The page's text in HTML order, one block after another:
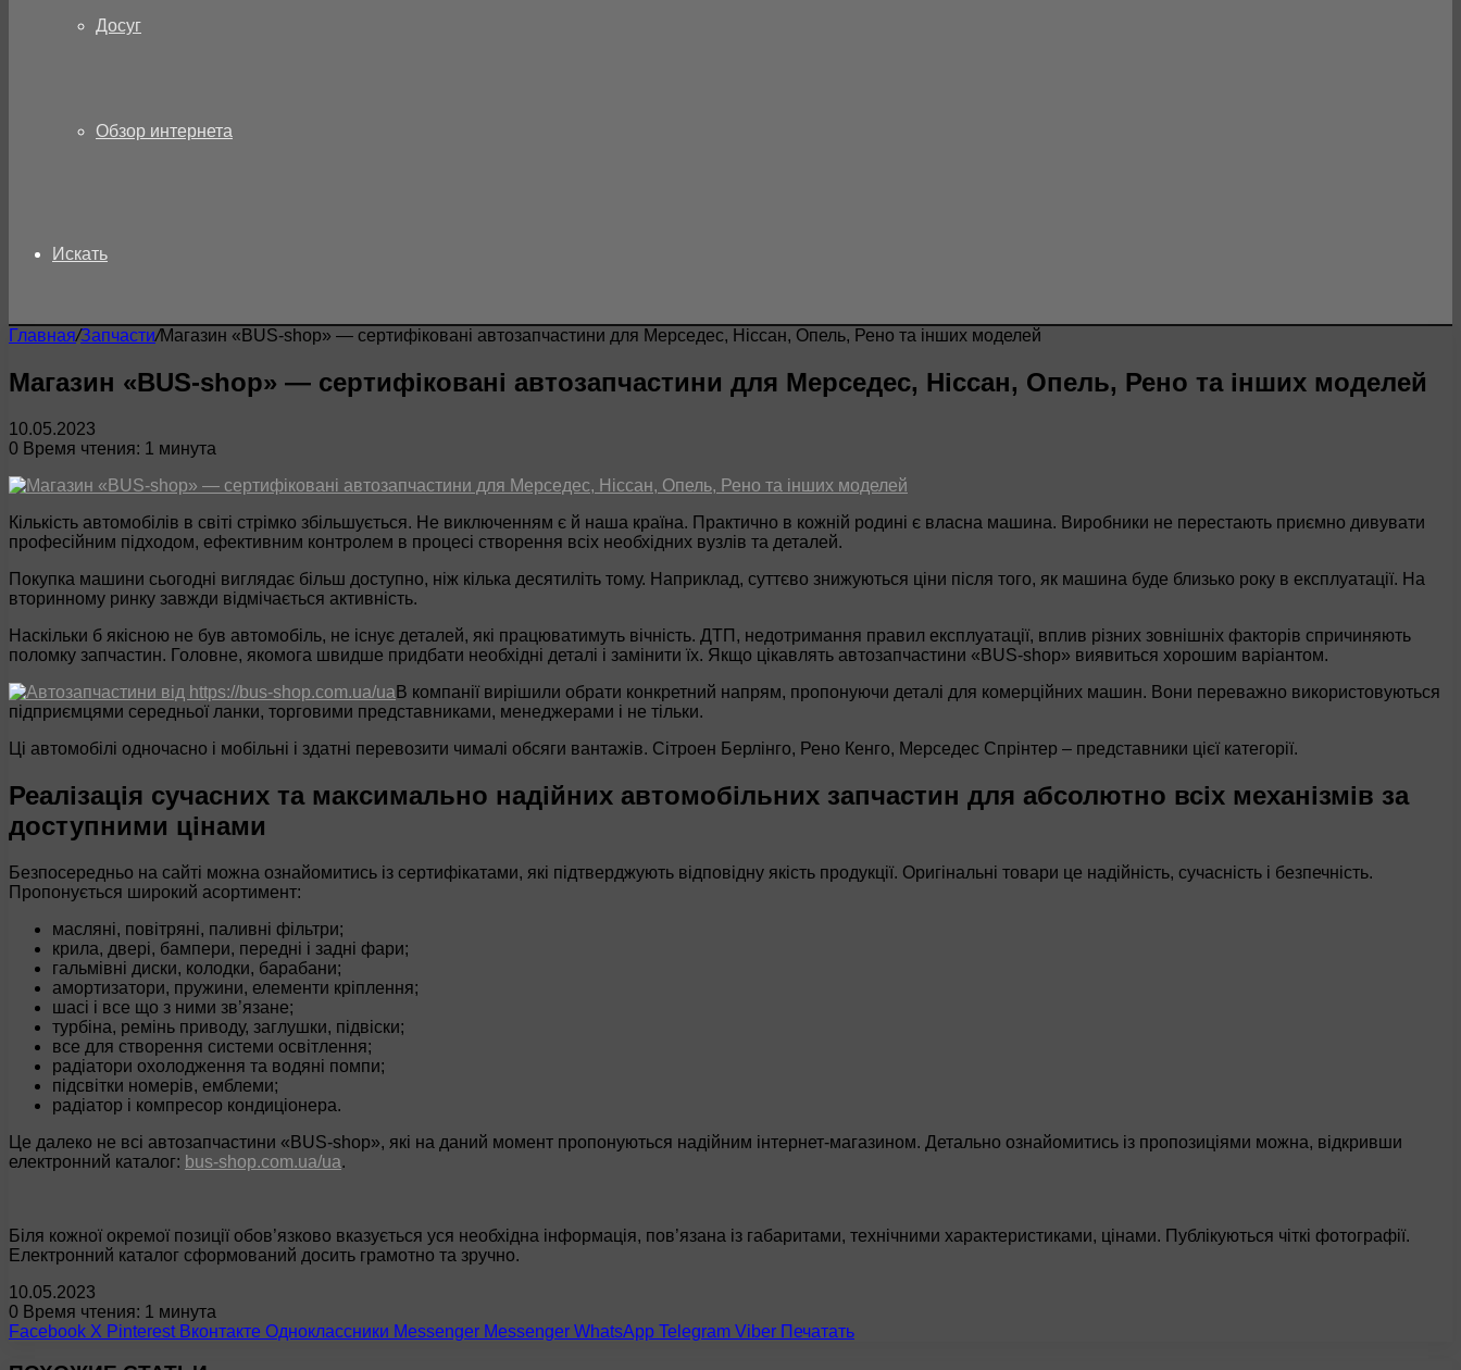
Досуг
Обзор интернета
Искать
Главная/Запчасти/Магазин «BUS-shop» — сертифіковані автозапчастини для Мерседес, Ніссан, Опель, Рено та інших моделей
Магазин «BUS-shop» — сертифіковані автозапчастини для Мерседес, Ніссан, Опель, Рено та інших моделей
10.05.2023
0 Время чтения: 1 минута
Кількість автомобілів в світі стрімко збільшується. Не виключенням є й наша країна. Практично в кожній родині є власна машина. Виробники не перестають приємно дивувати
професійним підходом, ефективним контролем в процесі створення всіх необхідних вузлів та деталей.
Покупка машини сьогодні виглядає більш доступно, ніж кілька десятиліть тому. Наприклад, суттєво знижуються ціни після того, як машина буде близько року в експлуатації. На
вторинному ринку завжди відмічається активність.
Наскільки б якісною не був автомобіль, не існує деталей, які працюватимуть вічність. ДТП, недотримання правил експлуатації, вплив різних зовнішніх факторів спричиняють
поломку запчастин. Головне, якомога швидше придбати необхідні деталі і замінити їх. Якщо цікавлять автозапчастини «BUS-shop» виявиться хорошим варіантом.
В компанії вирішили обрати конкретний напрям, пропонуючи деталі для комерційних машин. Вони переважно використовуються
підприємцями середньої ланки, торговими представниками, менеджерами і не тільки.
Ці автомобілі одночасно і мобільні і здатні перевозити чималі обсяги вантажів. Сітроен Берлінго, Рено Кенго, Мерседес Спрінтер – представники цієї категорії.
Реалізація сучасних та максимально надійних автомобільних запчастин для абсолютно всіх механізмів за
доступними цінами
Безпосередньо на сайті можна ознайомитись із сертифікатами, які підтверджують відповідну якість продукції. Оригінальні товари це надійність, сучасність і безпечність.
Пропонується широкий асортимент:
масляні, повітряні, паливні фільтри;
крила, двері, бампери, передні і задні фари;
гальмівні диски, колодки, барабани;
амортизатори, пружини, елементи кріплення;
шасі і все що з ними зв’язане;
турбіна, ремінь приводу, заглушки, підвіски;
все для створення системи освітлення;
радіатори охолодження та водяні помпи;
підсвітки номерів, емблеми;
радіатор і компресор кондиціонера.
Це далеко не всі автозапчастини «BUS-shop», які на даний момент пропонуються надійним інтернет-магазином. Детально ознайомитись із пропозиціями можна, відкривши
електронний каталог: bus-shop.com.ua/ua.
Біля кожної окремої позиції обов’язково вказується уся необхідна інформація, пов’язана із габаритами, технічними характеристиками, цінами. Публікуються чіткі фотографії.
Електронний каталог сформований досить грамотно та зручно.
10.05.2023
0 Время чтения: 1 минута
Facebook X Pinterest Вконтакте Одноклассники Messenger Messenger WhatsApp Telegram Viber Печатать